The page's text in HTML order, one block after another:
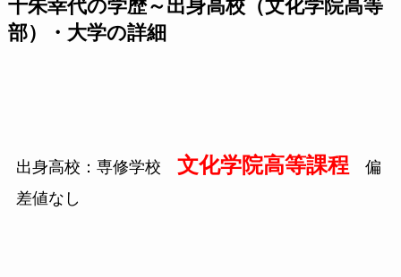
十朱幸代の学歴～出身高校（文化学院高等
部）・大学の詳細
出身高校：専修学校 文化学院高等課程偏
差値なし